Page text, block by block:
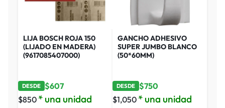
LIJA BOSCH ROJA 150
(LIJADO EN MADERA)
(9617085407000)
DESDE $607
$850 * una unidad
GANCHO ADHESIVO
SUPER JUMBO BLANCO
(50*60MM)
DESDE $750
$1,050 * una unidad